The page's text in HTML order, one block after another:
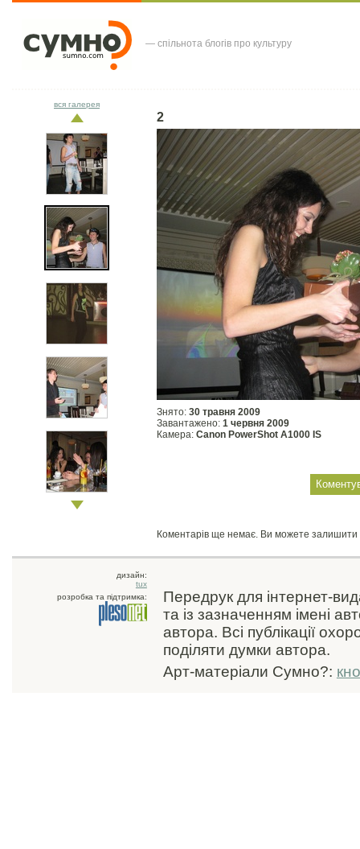
— спільнота блогів про культуру
2
Знято: 30 травня 2009
Завантажено: 1 червня 2009
Камера: Canon PowerShot A1000 IS
Коментарів ще немає. Ви можете
вся галерея
дизайн:
tux
розробка та підтримка:
Передрук для інтернет-
та із зазначенням імені
автора. Всі публікації
поділяти думки автора.
Арт-матеріали Сумно?: